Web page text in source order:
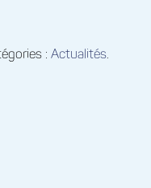
: Actualités.